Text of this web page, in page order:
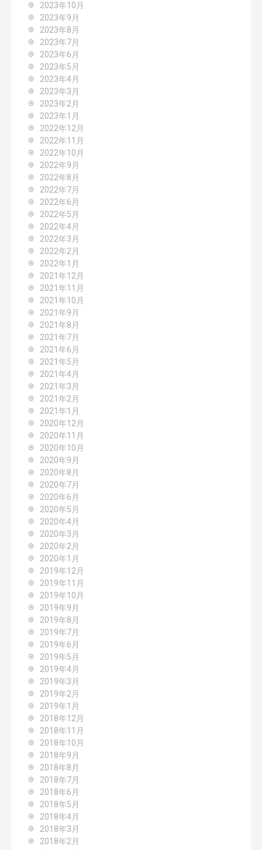
2023年10月
2023年9月
2023年8月
2023年7月
2023年6月
2023年5月
2023年4月
2023年3月
2023年2月
2023年1月
2022年12月
2022年11月
2022年10月
2022年9月
2022年8月
2022年7月
2022年6月
2022年5月
2022年4月
2022年3月
2022年2月
2022年1月
2021年12月
2021年11月
2021年10月
2021年9月
2021年8月
2021年7月
2021年6月
2021年5月
2021年4月
2021年3月
2021年2月
2021年1月
2020年12月
2020年11月
2020年10月
2020年9月
2020年8月
2020年7月
2020年6月
2020年5月
2020年4月
2020年3月
2020年2月
2020年1月
2019年12月
2019年11月
2019年10月
2019年9月
2019年8月
2019年7月
2019年6月
2019年5月
2019年4月
2019年3月
2019年2月
2019年1月
2018年12月
2018年11月
2018年10月
2018年9月
2018年8月
2018年7月
2018年6月
2018年5月
2018年4月
2018年3月
2018年2月